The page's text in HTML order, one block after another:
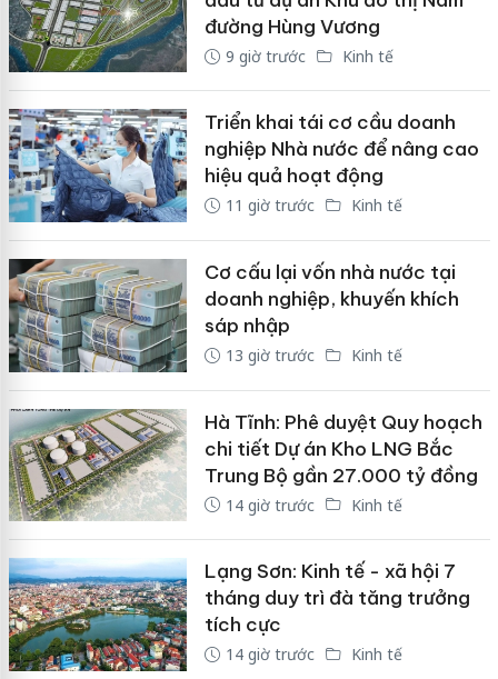
đường Hùng Vương
9 giờ trước Kinh tế
Triển khai tái cơ cầu doanh
nghiệp Nhà nước để nâng cao
hiệu quả hoạt động
11 giờ trước Kinh tế
Cơ cấu lại vốn nhà nước tại
doanh nghiệp, khuyến khích
sáp nhập
13 giờ trước Kinh tế
Hà Tĩnh: Phê duyệt Quy hoạch
chi tiết Dự án Kho LNG Bắc
Trung Bộ gần 27.000 tỷ đồng
14 giờ trước Kinh tế
Lạng Sơn: Kinh tế - xã hội 7
tháng duy trì đà tăng trưởng
tích cực
14 giờ trước Kinh tế